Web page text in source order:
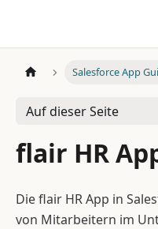
Salesforce App
Auf dieser Seite
flair HR
Die flair HR App in
von Mitarbeitern im